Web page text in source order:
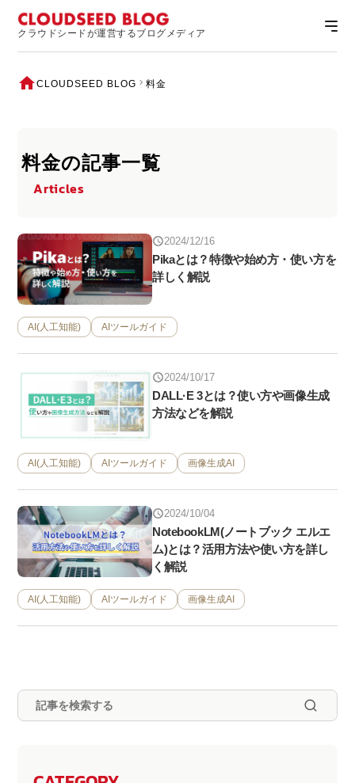
クラウドシードが運営するブログメディア
CLOUDSEED BLOG 料金
料金の記事一覧
Articles
2024/12/16
Pikaとは？特徴や始め方・使い方を
詳しく解説
AI(人工知能) AIツールガイド
2024/10/17
DALL·E 3とは？使い方や画像生成
方法などを解説
AI(人工知能) AIツールガイド 画像生成AI
2024/10/04
NotebookLM(ノートブック エルエ
ム)とは？活用方法や使い方を詳し
く解説
AI(人工知能) AIツールガイド 画像生成AI